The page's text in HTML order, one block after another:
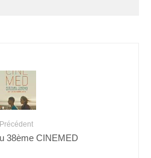
Précédent
38ème CINEMED